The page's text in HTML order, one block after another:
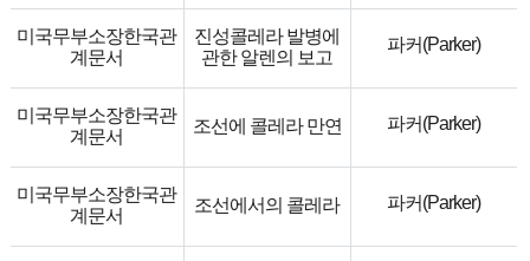
미국무부소장한국관
계문서
진성콜레라 발병에
관한 알렌의 보고
파커(Parker)
미국무부소장한국관
계문서
조선에 콜레라 만연 파커(Parker)
미국무부소장한국관
계문서
조선에서의 콜레라 파커(Parker)